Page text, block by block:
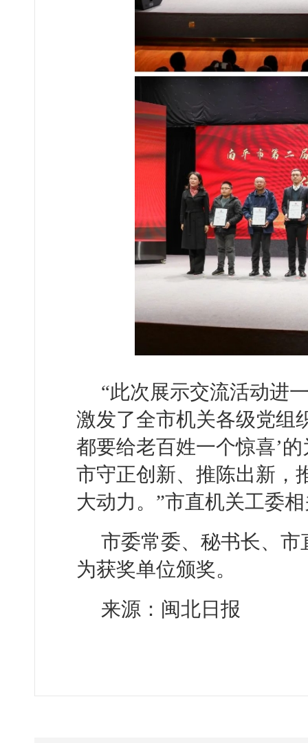
“此次展示交流活动进
激发了全市机关各级党组
都要给老百姓一个惊喜’
市守正创新、推陈出新，
大动力。”市直机关工委
市委常委、秘书长、
为获奖单位颁奖。
来源：闽北日报